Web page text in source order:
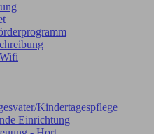
Kindertagespflege
Einrichtung